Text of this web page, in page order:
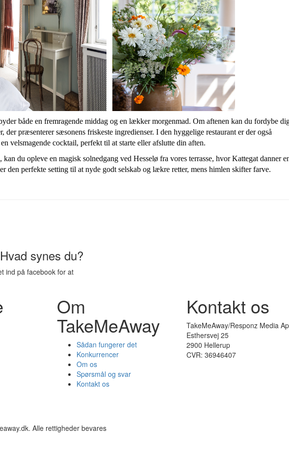
både en fremragende middag og en lækker morgenmad. Om aftenen kan du fordybe
der præsenterer sæsonens friskeste ingredienser. I den hyggelige restaurant er der også
velsmagende cocktail, perfekt til at starte eller afslutte din aften.
du opleve en magisk solnedgang ved Hesselø fra vores terrasse, hvor Kattegat danner
den perfekte setting til at nyde godt selskab og lækre retter, mens himlen skifter farve.
synes du?
ind på facebook for at
Om
TakeMeAway
Sådan fungerer det
Konkurrencer
Om os
Spørsmål og svar
Kontakt os
Kontakt os
TakeMeAway/Responz Media
Esthersvej 25
2900 Hellerup
CVR: 36946407
Alle rettigheder bevares